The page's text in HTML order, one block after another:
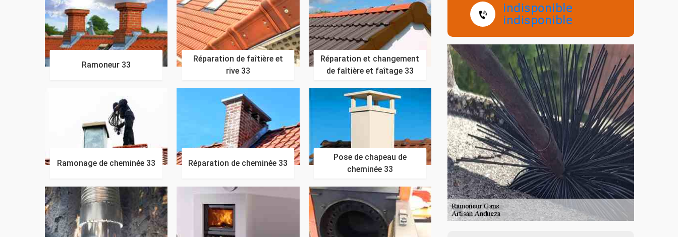
Ramoneur 33
Réparation de faîtière et
rive 33
Réparation et changement
de faîtière et faîtage 33
Ramonage de cheminée 33 Réparation de cheminée 33
Pose de chapeau de
cheminée 33
indisponible
indisponible